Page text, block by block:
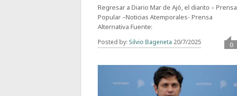
Regresar a Diario Mar de Ajó, el diarito – Prensa
Popular –Noticias Atemporales- Prensa
Alternativa Fuente:
Posted by: Silvio Bageneta 20/7/2025 0